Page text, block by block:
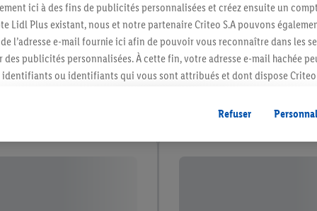
ici à des fins de publicités personnalisées et créez ensuite un
Lidl Plus existant, nous et notre partenaire Criteo S.A pouvons
l’adresse e-mail fournie ici afin de pouvoir vous reconnaître dans les
publicités personnalisées. À cette fin, votre adresse e-mail hachée
identifiants ou identifiants qui vous sont attribués et dont dispose Criteo
(par exemple en plaçant le produit dans un panier d’un webshop
être affichées sur plusieurs apppareils et plusieurs services de Lidl si
peuvent vous être attribués en utilisant votre adresse e-mail hachée et,
Refuser